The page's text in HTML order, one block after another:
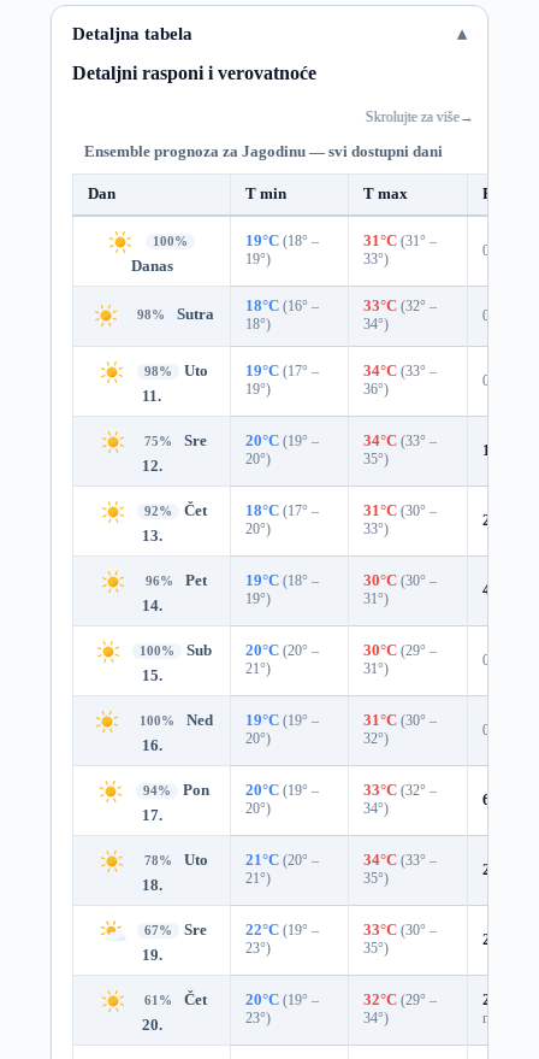
Detaljna tabela
Detaljni rasponi i verovatnoće
Skrolujte za više→
Ensemble prognoza za Jagodinu — svi dostupni dani
Dan T min T max
100%
Danas
19°C (18° –
19°)
31°C (31° –
33°)
0%
98% Sutra 18°C (16° –
18°)
33°C (32° –
34°)
0%
98%
Uto
11.
19°C (17° –
19°)
34°C (33° –
36°)
0%
75%
Sre
12.
20°C (19° –
20°)
34°C (33° –
35°)
10%
92%
Čet
13.
18°C (17° –
20°)
31°C (30° –
33°)
2%
96%
Pet
14.
19°C (18° –
19°)
30°C (30° –
31°)
4%
100%
Sub
15.
20°C (20° –
21°)
30°C (29° –
31°)
0%
100%
Ned
16.
19°C (19° –
20°)
31°C (30° –
32°)
0%
94%
Pon
17.
20°C (19° –
20°)
33°C (32° –
34°)
6%
78%
Uto
18.
21°C (20° –
21°)
34°C (33° –
35°)
20%
67%
Sre
19.
22°C (19° –
23°)
33°C (30° –
35°)
24%
61%
Čet
20.
20°C (19° –
23°)
32°C (29° –
34°)
25%
mm)